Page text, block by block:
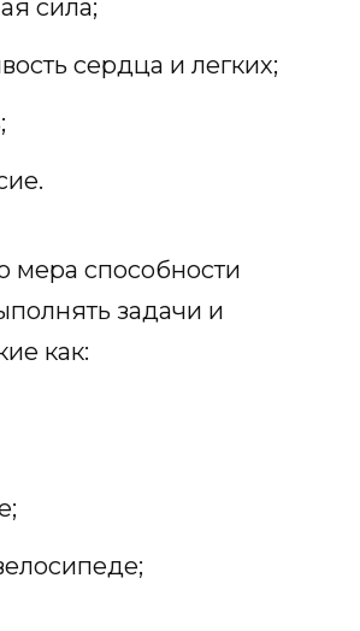
сила;
сердца и легких;
мера способности
задачи и
как: